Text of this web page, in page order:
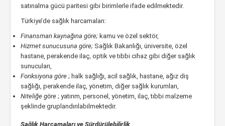
satınalma gücü paritesi gibi birimlerle ifade edilmektedir.
Türkiye’de sağlık harcamaları:
Finansman kaynağına göre; kamu ve özel sektör,
Hizmet sunucusuna göre; Sağlık Bakanlığı, üniversite, özel
hastane, perakende ilaç, optik ve tıbbi cihaz gibi diğer sağlık
sunucuları,
Fonksiyona göre ; halk sağlığı, acil sağlık, hastane, ağız diş
sağlığı, perakende ilaç, yönetim, diğer sağlık kurumları,
Niteliğe göre ; yatırım, personel, yönetim, ilaç, tıbbi malzeme
şeklinde gruplandırılabilmektedir.
Sağlık Harcamaları ve Sürdürülebilirlik